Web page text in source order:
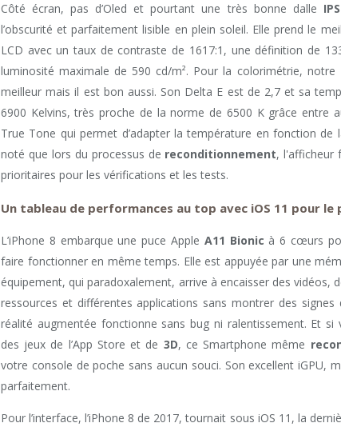
Côté écran, pas d’Oled et pourtant une très bonne dalle
l’obscurité et parfaitement lisible en plein soleil. Elle prend le
LCD avec un taux de contraste de 1617:1, une définition de
luminosité maximale de 590 cd/m². Pour la colorimétrie, notre
meilleur mais il est bon aussi. Son Delta E est de 2,7 et sa
6900 Kelvins, très proche de la norme de 6500 K grâce entre
True Tone qui permet d’adapter la température en fonction de
noté que lors du processus de reconditionnement, l'afficheur
prioritaires pour les vérifications et les tests.
Un tableau de performances au top avec iOS 11 pour le
L’iPhone 8 embarque une puce Apple A11 Bionic à 6 cœurs
faire fonctionner en même temps. Elle est appuyée par une
équipement, qui paradoxalement, arrive à encaisser des vidéos,
ressources et différentes applications sans montrer des signes
réalité augmentée fonctionne sans bug ni ralentissement. Et
des jeux de l’App Store et de 3D, ce Smartphone même
votre console de poche sans aucun souci. Son excellent iGPU,
parfaitement.
Pour l’interface, l’iPhone 8 de 2017, tournait sous iOS 11, la